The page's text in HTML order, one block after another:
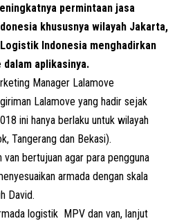
permintaan jasa
khususnya wilayah Jakarta,
Indonesia menghadirkan
dalam aplikasinya.
Manager Lalamove
Lalamove yang hadir sejak
ini hanya berlaku untuk wilayah
Tangerang dan Bekasi).
van bertujuan agar para pengguna
armada dengan skala
David.
logistik MPV dan van, lanjut